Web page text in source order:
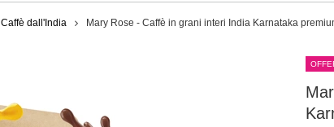
Caffè dall'India Mary Rose - Caffè in grani interi India Karnataka